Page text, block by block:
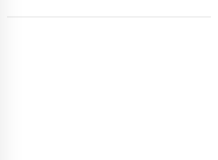
ومافيات على مرأى ومسمع اللبنانيين والعالم.